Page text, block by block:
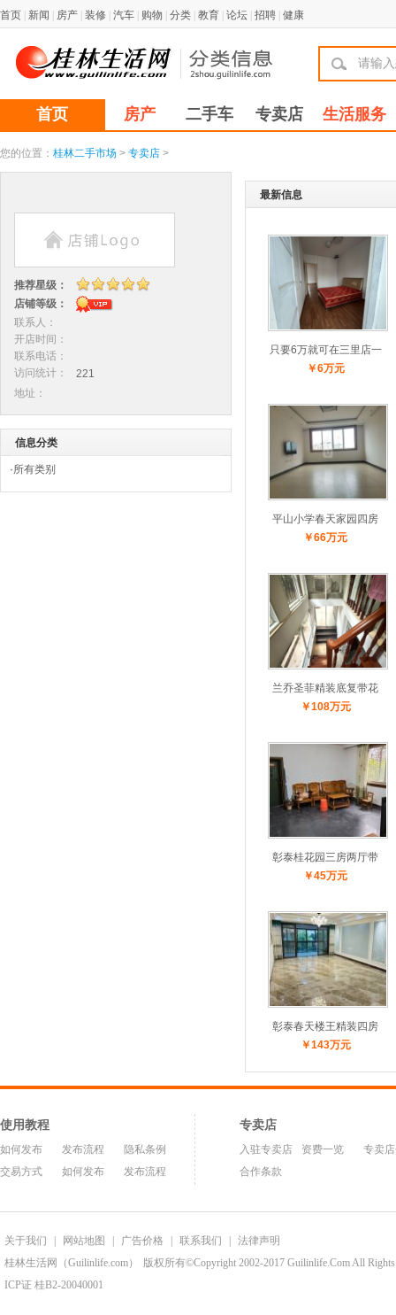
首页 新闻 房产 装修 汽车 购物 分类 教育 论坛 招聘 健康
首页 房产 二手车 专卖店 生活服务
您的位置： 桂林二手市场 > 专卖店 >
推荐星级：
店铺等级：
联系人：
开店时间：
联系电话：
访问统计：
221
地址：
信息分类
·所有类别
最新信息
只要6万就可在三里店一
￥6万元
平山小学春天家园四房
两
￥66万元
兰乔圣菲精装底复带花
园
￥108万元
彰泰桂花园三房两厅带
车
￥45万元
彰泰春天楼王精装四房
两
￥143万元
使用教程
如何发布 发布流程
隐私条例
交易方式
如何发布 发布流程
专卖店
入驻专卖店 资费一览
专卖
合作条款
关于我们 网站地图 广告价格 联系我们
法律声明
桂林生活网（Guilinlife.com）
版权所有©Copyright 2002-2017 Guilinlife.Com All Rights
ICP证 桂B2-20040001